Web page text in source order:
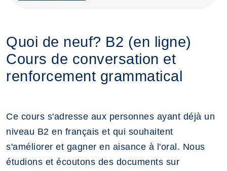
Quoi de neuf? B2 (en ligne)
Cours de conversation et
renforcement grammatical
Ce cours s'adresse aux personnes ayant déjà un
niveau B2 en français et qui souhaitent
s'améliorer et gagner en aisance à l'oral. Nous
étudions et écoutons des documents sur